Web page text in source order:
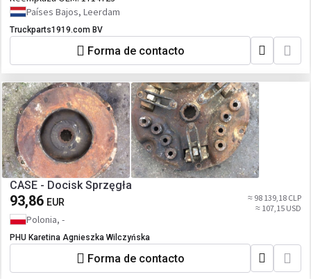
Países Bajos, Leerdam
Truckparts1919.com BV
Forma de contacto
CASE - Docisk Sprzęgła
93,86 EUR
≈ 98 139,18 CLP
≈ 107,15 USD
Polonia, -
PHU Karetina Agnieszka Wilczyńska
Forma de contacto